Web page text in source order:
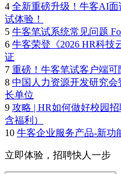
4 全新重磅升级！牛客AI面
试体验！
5 牛客笔试系统常见问题
6 牛客荣登《2026 HR科技
证
7 重磅！牛客笔试客户端可
8 中国人力资源开发研究
长单位
9 攻略 | HR如何做好校园
含福利）
10 牛客企业服务产品-新功
立即体验，招聘快人一步